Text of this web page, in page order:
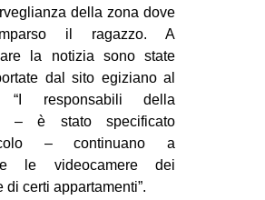
EVENTI
in
bsky
della zona dove
il ragazzo. A
la notizia sono state
dal sito egiziano al
“I responsabili della
– è stato specificato
– continuano a
le videocamere dei
di certi appartamenti”.